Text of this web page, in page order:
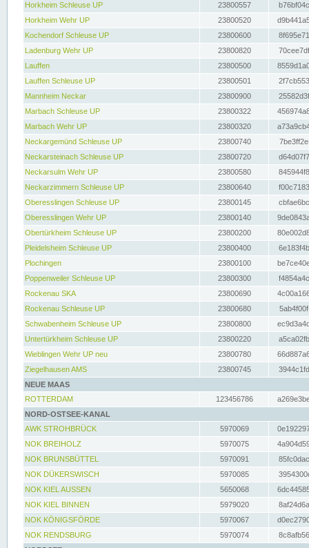
Horkheim Schleuse UP
23800557
Horkheim Wehr UP
23800520
Kochendorf Schleuse UP
23800600
Ladenburg Wehr UP
23800820
Lauffen
23800500
Lauffen Schleuse UP
23800501
Mannheim Neckar
23800900
Marbach Schleuse UP
23800322
Marbach Wehr UP
23800320
Neckargemünd Schleuse UP
23800740
Neckarsteinach Schleuse UP
23800720
Neckarsulm Wehr UP
23800580
Neckarzimmern Schleuse UP
23800640
Oberesslingen Schleuse UP
23800145
Oberesslingen Wehr UP
23800140
Obertürkheim Schleuse UP
23800200
Pleidelsheim Schleuse UP
23800400
Plochingen
23800100
Poppenweiler Schleuse UP
23800300
Rockenau SKA
23800690
Rockenau Schleuse UP
23800680
Schwabenheim Schleuse UP
23800800
Untertürkheim Schleuse UP
23800220
Wieblingen Wehr UP neu
23800780
Ziegelhausen AMS
23800745
NEUE MAAS
ROTTERDAM
123456786
NORD-OSTSEE-KANAL
AWK STROHBRÜCK
5970069
NOK BREIHOLZ
5970075
NOK BRUNSBÜTTEL
5970091
NOK DÜKERSWISCH
5970085
NOK KIEL AUSSEN
5650068
NOK KIEL BINNEN
5979020
NOK KÖNIGSFÖRDE
5970067
NOK RENDSBURG
5970074